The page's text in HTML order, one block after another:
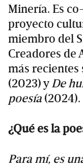
Minería. Es
proyecto
miembro del
Creadores de
más recientes
(2023) yDe
poesía (2024).
¿Qué es la
Para mí, es